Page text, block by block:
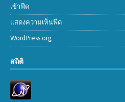
เข้าฟีด
แสดงความเห็นฟีด
WordPress.org
สถิติ